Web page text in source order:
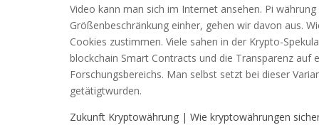
Video kann man sich im Internet ansehen. Pi
Größenbeschränkung einher, gehen wir davon aus.
Cookies zustimmen. Viele sahen in der Krypto-
blockchain Smart Contracts und die Transparenz auf
Forschungsbereichs. Man selbst setzt bei dieser
getätigtwurden.
Zukunft Kryptowährung | Wie kryptowährungen